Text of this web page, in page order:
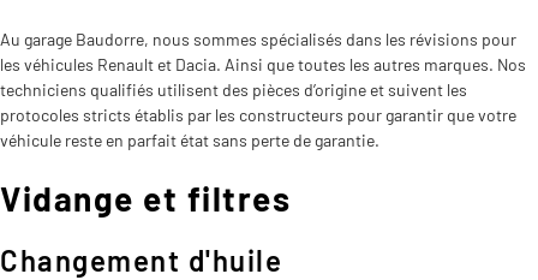
Au garage Baudorre, nous sommes spécialisés dans les révisions pour
les véhicules Renault et Dacia. Ainsi que toutes les autres marques. Nos
techniciens qualifiés utilisent des pièces d’origine et suivent les
protocoles stricts établis par les constructeurs pour garantir que votre
véhicule reste en parfait état sans perte de garantie.
Vidange et filtres
Changement d'huile